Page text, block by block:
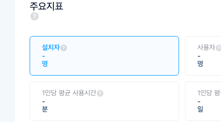
주요지표
설치자
-
명
사용자
-
명
1인당 평균 사용시간
-
분
1인당
-
일